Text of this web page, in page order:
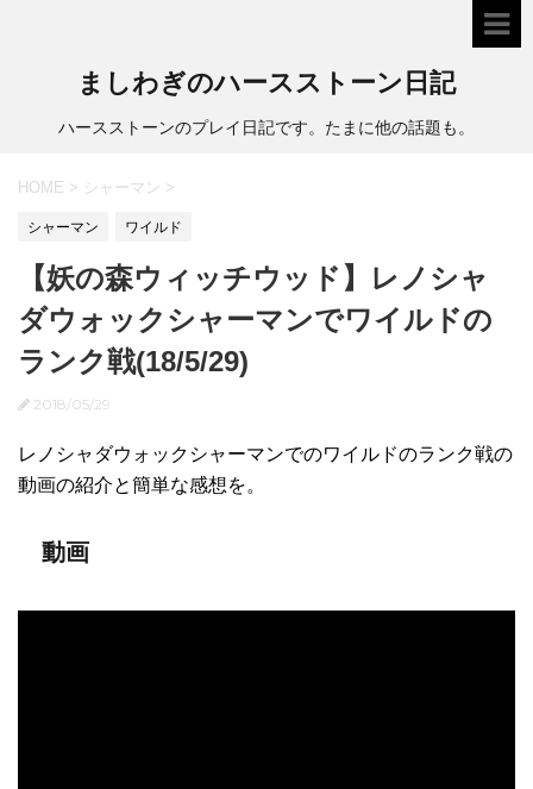
ましわぎのハースストーン日記
ハースストーンのプレイ日記です。たまに他の話題も。
HOME > シャーマン >
シャーマン ワイルド
【妖の森ウィッチウッド】レノシャ
ダウォックシャーマンでワイルドの
ランク戦(18/5/29)
2018/05/29
レノシャダウォックシャーマンでのワイルドのランク戦の
動画の紹介と簡単な感想を。
動画